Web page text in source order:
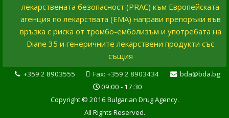
лекарствената безопасност (PRAC) към Европейската
агенция по лекарствата (ЕМА) направи препоръки във
връзка с риска от тромбо-емболизъм и употребата на
Diane 35 и генеричните лекарствени продукти със
същия
+359 2 8903555 Fax: +359 2 8903434
bda@bda.bg
09:00 - 17:30
Copyright © 2016 Bulgarian Drug Agency.
All Rights Reserved.